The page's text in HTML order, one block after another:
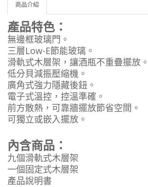
商品介紹
產品特色：
無邊框玻璃門。
三層Low-E節能玻璃。
滑軌式木層架，讓酒瓶不重疊擺放。
低分貝減振壓縮機。
廣角式強力隱藏後鈕。
電子式溫控，控溫準確。
前方散熱，可靠牆擺放節省空間。
可獨立或嵌入擺放。
內含商品：
九個滑軌式木層架
一個固定式木層架
產品說明書